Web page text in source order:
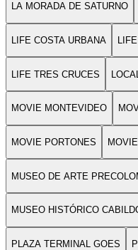
LA MORADA DE SATURNO
LIFE COSTA URBANA
LIFE TRES CRUCES
MOVIE MONTEVIDEO
MOVIE PORTONES
MUSEO DE ARTE
MUSEO HISTÓRICO
PLAZA TERMINAL GOES